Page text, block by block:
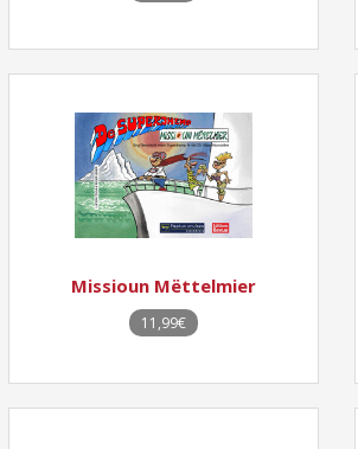
Missioun Mëttelmier
11,99€